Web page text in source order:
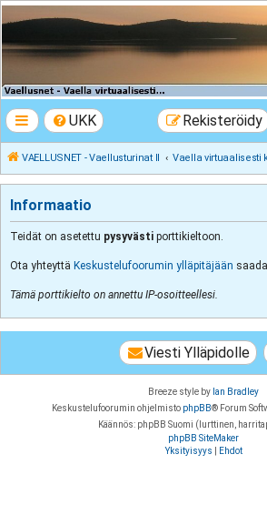
VAELLUSNET -
Vaellusturinat II
UKK Rekisteröidy
VAELLUSNET - Vaellusturinat II Vaella virtuaalisesti
Informaatio
Teidät on asetettu pysyvästi porttikieltoon.
Ota yhteyttä Keskustelufoorumin ylläpitäjään
Tämä porttikielto on annettu IP-osoitteellesi.
Viesti Ylläpidolle
Breeze style by Ian Bradley
Keskustelufoorumin ohjelmisto phpBB® Forum
Käännös: phpBB Suomi (lurttinen,
phpBB SiteMaker
Yksityisyys
Ehdot